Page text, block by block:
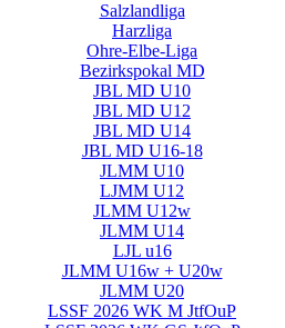
Salzlandliga
Harzliga
Ohre-Elbe-Liga
Bezirkspokal MD
JBL MD U10
JBL MD U12
JBL MD U14
JBL MD U16-18
JLMM U10
LJMM U12
JLMM U12w
JLMM U14
LJL u16
JLMM U16w + U20w
JLMM U20
LSSF 2026 WK M JtfOuP